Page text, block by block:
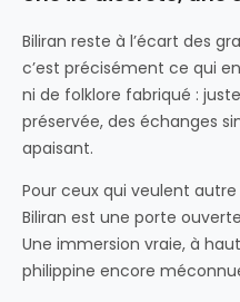
Biliran reste à l’écart des
c’est précisément ce qui
ni de folklore fabriqué :
préservée, des échanges
apaisant.
Pour ceux qui veulent
Biliran est une porte
Une immersion vraie, à
philippine encore